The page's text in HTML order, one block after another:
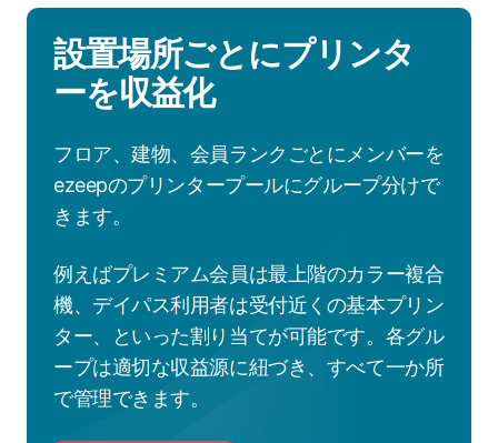
設置場所ごとにプリンタ
ーを収益化
フロア、建物、会員ランクごとにメンバーを
ezeepのプリンタープールにグループ分けで
きます。
例えばプレミアム会員は最上階のカラー複合
機、デイパス利用者は受付近くの基本プリン
ター、といった割り当てが可能です。各グル
ープは適切な収益源に紐づき、すべて一か所
で管理できます。